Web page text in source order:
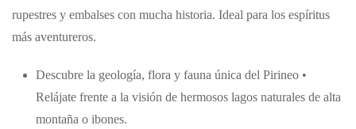
rupestres y embalses con mucha historia. Ideal para los espíritus
más aventureros.
Descubre la geología, flora y fauna única del Pirineo •
Relájate frente a la visión de hermosos lagos naturales de alta
montaña o ibones.